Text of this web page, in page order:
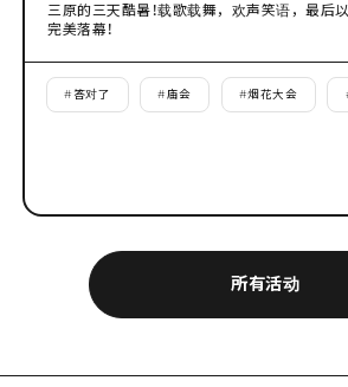
所有活动
三原的三天酷暑！载歌载舞，欢声笑语，最后
完美落幕！
# 答对了 #庙会 #烟花大会